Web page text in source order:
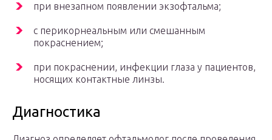
при внезапном появлении экзофтальма;
с перикорнеальным или смешанным
покраснением;
при покраснении, инфекции глаза у пациентов,
носящих контактные линзы.
Диагностика